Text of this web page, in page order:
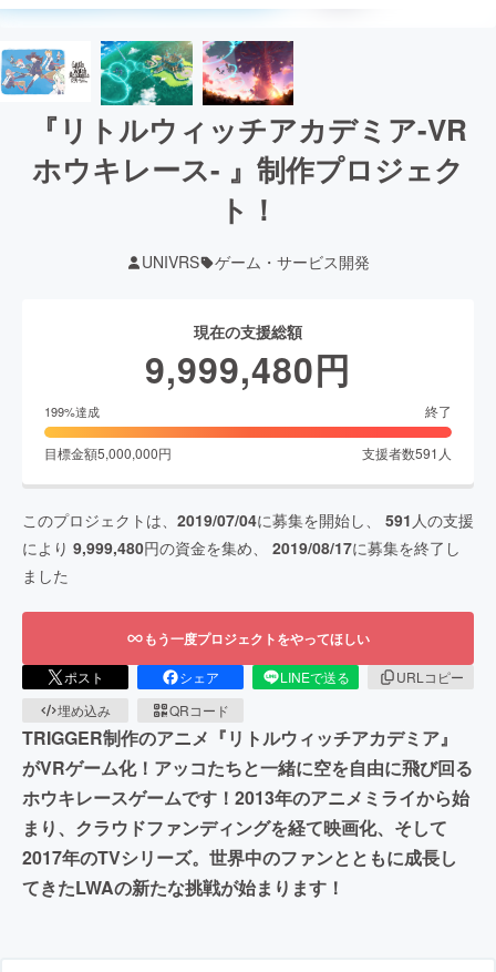
『リトルウィッチアカデミア-VR
ホウキレース- 』制作プロジェク
ト！
UNIVRS ゲーム・サービス開発
現在の支援総額
9,999,480円
199%達成 終了
目標金額5,000,000円 支援者数591 人
このプロジェクトは、 2019/07/04に募集を開始し、 591 人の支援
により 9,999,480円の資金を集め、 2019/08/17に募集を終了し
ました
もう一度プロジェクトをやってほしい
ポスト シェア LINEで送る
URLコピー
埋め込み
QRコード
TRIGGER制作のアニメ『リトルウィッチアカデミア』
がVRゲーム化！アッコたちと一緒に空を自由に飛び回る
ホウキレースゲームです！2013年のアニメミライから始
まり、クラウドファンディングを経て映画化、そして
2017年のTVシリーズ。世界中のファンとともに成長し
てきたLWAの新たな挑戦が始まります！